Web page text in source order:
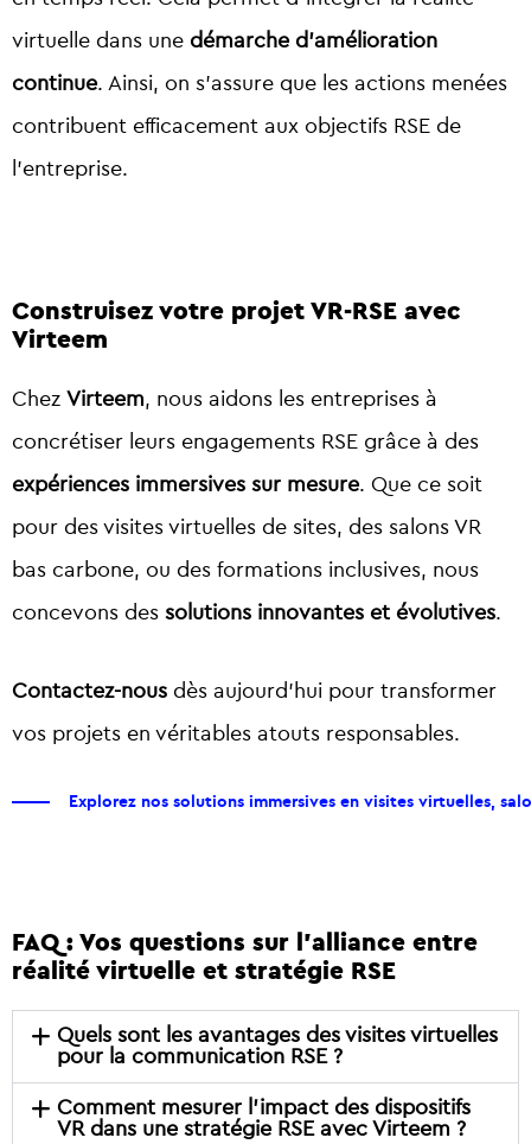
virtuelle dans une démarche d’amélioration
continue. Ainsi, on s’assure que les actions menées
contribuent efficacement aux objectifs RSE de
l’entreprise.
Construisez votre projet VR-RSE avec
Virteem
Chez Virteem, nous aidons les entreprises à
concrétiser leurs engagements RSE grâce à des
expériences immersives sur mesure. Que ce soit
pour des visites virtuelles de sites, des salons VR
bas carbone, ou des formations inclusives, nous
concevons des solutions innovantes et évolutives.
Contactez-nous dès aujourd’hui pour transformer
vos projets en véritables atouts responsables.
Explorez nos solutions immersives en visites virtuelles,
FAQ : Vos questions sur l’alliance entre
réalité virtuelle et stratégie RSE
Quels sont les avantages des visites virtuelles
pour la communication RSE ?
Comment mesurer l’impact des dispositifs
VR dans une stratégie RSE avec Virteem ?